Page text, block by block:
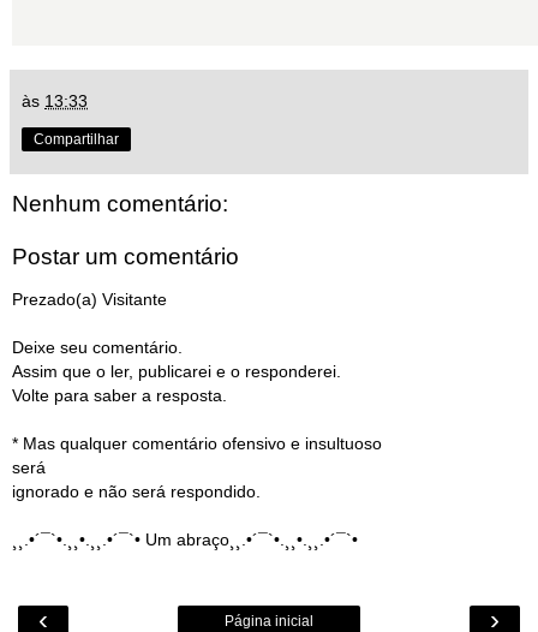
às 13:33
Compartilhar
Nenhum comentário:
Postar um comentário
Prezado(a) Visitante
Deixe seu comentário.
Assim que o ler, publicarei e o responderei.
Volte para saber a resposta.
* Mas qualquer comentário ofensivo e insultuoso
será
ignorado e não será respondido.
¸¸.•´¯`•.¸¸•.¸¸.•´¯`• Um abraço¸¸.•´¯`•.¸¸•.¸¸.•´¯`•
‹ ›
Página inicial